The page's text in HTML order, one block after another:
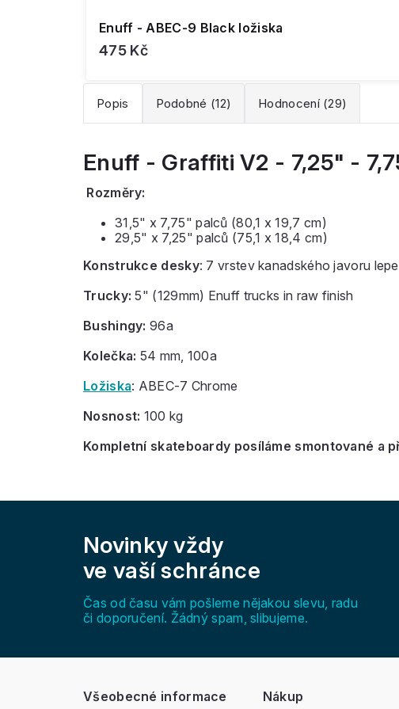
Enuff - ABEC-9 Black ložiska
475 Kč
Popis Podobné (12) Hodnocení (29)
Enuff - Graffiti V2 - 7,25" -
Rozměry:
31,5" x 7,75" palců (80,1 x 19,7 cm)
29,5" x 7,25" palců (75,1 x 18,4 cm)
Konstrukce desky: 7 vrstev kanadského javoru
Trucky: 5" (129mm) Enuff trucks in raw finish
Bushingy: 96a
Kolečka: 54 mm, 100a
Ložiska: ABEC-7 Chrome
Nosnost: 100 kg
Kompletní skateboardy posíláme smontované a
Novinky vždy
ve vaší schránce
Čas od času vám pošleme nějakou slevu, radu
či doporučení. Žádný spam, slibujeme.
Všeobecné informace Nákup